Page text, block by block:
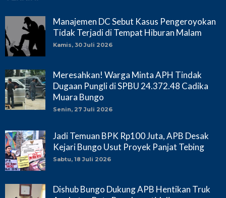
Manajemen DC Sebut Kasus Pengeroyokan
Tidak Terjadi di Tempat Hiburan Malam
Kamis, 30 Juli 2026
Meresahkan! Warga Minta APH Tindak
Dugaan Pungli di SPBU 24.372.48 Cadika
Muara Bungo
Senin, 27 Juli 2026
Jadi Temuan BPK Rp100 Juta, APB Desak
Kejari Bungo Usut Proyek Panjat Tebing
Sabtu, 18 Juli 2026
Dishub Bungo Dukung APB Hentikan Truk